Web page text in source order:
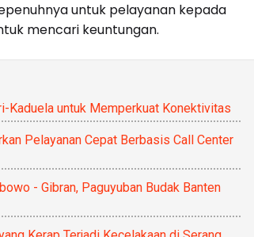
untuk pelayanan kepada
mencari keuntungan.
Kaduela untuk Memperkuat Konektivitas
Pelayanan Cepat Berbasis Call Center
- Gibran, Paguyuban Budak Banten